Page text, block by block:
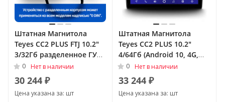
Штатная Магнитола
Teyes CC2 PLUS FTJ 10.2"
3/32Гб разделенное ГУ
(Android 10, 4G, DSP,
QLed) для Nissan Sunny
N17 Рестайлинг 2014 -
Тип-F1 (левый руль)
0 Нет в наличии
30 244 ₽
Цена указана за: шт
Штатная Магнитола
Teyes CC2 PLUS 10.2"
4/64Гб (Android 10, 4G,
DSP, QLed) для Nissan
Sunny N17 Рестайлинг
2014 - Тип-F2 (правый
руль)
0 Нет в наличии
33 244 ₽
Цена указана за: шт